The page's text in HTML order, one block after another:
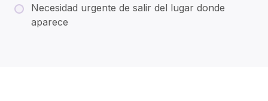
Necesidad urgente de salir del lugar donde
aparece